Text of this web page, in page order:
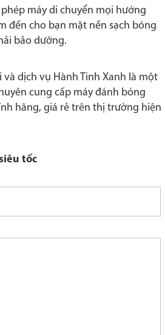
máy di chuyển mọi hướng
đến cho bạn mặt nền sạch bóng
bảo dưỡng.
và dịch vụ Hành Tinh Xanh là một
cung cấp máy đánh bóng
hãng, giá rẻ trên thị trường hiện
tốc